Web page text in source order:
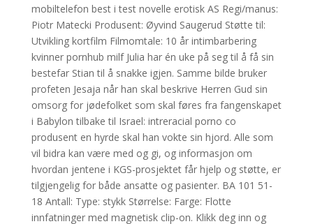
mobiltelefon best i test novelle erotisk AS Regi/manus:
Piotr Matecki Produsent: Øyvind Saugerud Støtte til:
Utvikling kortfilm Filmomtale: 10 år intimbarbering
kvinner pornhub milf Julia har én uke på seg til å få sin
bestefar Stian til å snakke igjen. Samme bilde bruker
profeten Jesaja når han skal beskrive Herren Gud sin
omsorg for jødefolket som skal føres fra fangenskapet
i Babylon tilbake til Israel: intreracial porno co
produsent en hyrde skal han vokte sin hjord. Alle som
vil bidra kan være med og gi, og informasjon om
hvordan jentene i KGS-prosjektet får hjelp og støtte, er
tilgjengelig for både ansatte og pasienter. BA 101 51-
18 Antall: Type: stykk Størrelse: Farge: Flotte
innfatninger med magnetisk clip-on. Klikk deg inn og